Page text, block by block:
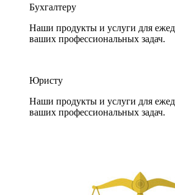
Бухгалтеру
Наши продукты и услуги для
ваших профессиональных задач.
Юристу
Наши продукты и услуги для
ваших профессиональных задач.